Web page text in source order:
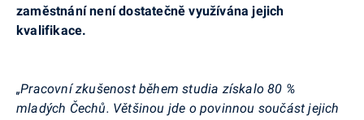
zaměstnání není dostatečně využívána jejich
kvalifikace.
„Pracovní zkušenost během studia získalo 80 %
mladých Čechů. Většinou jde o povinnou součást jejich